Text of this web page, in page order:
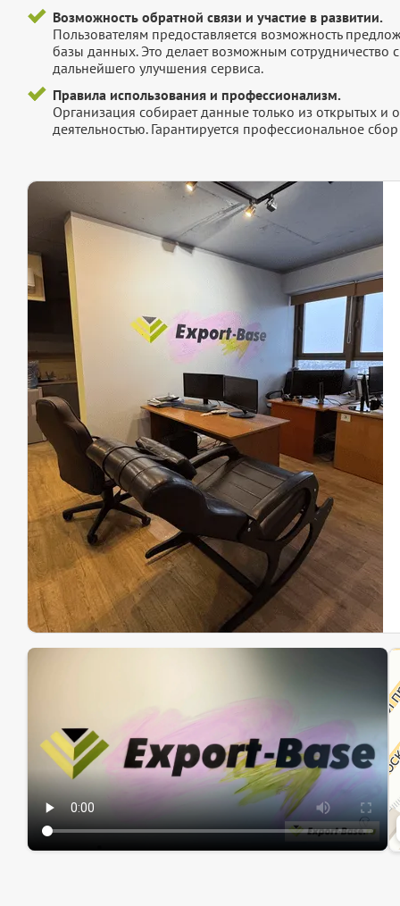
Возможность обратной связи и участие в развитии.
Пользователям предоставляется возможность
базы данных. Это делает возможным сотрудничество
дальнейшего улучшения сервиса.
Правила использования и профессионализм.
Организация собирает данные только из открытых и
деятельностью. Гарантируется профессиональное